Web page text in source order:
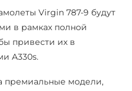
Virgin 787-9 будут
в рамках полной
привести их в
A330s.
премиальные модели,